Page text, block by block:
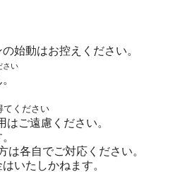
始動はお控えください。
さい
てください
はご遠慮ください。
は各自でご対応ください。
いたしかねます。